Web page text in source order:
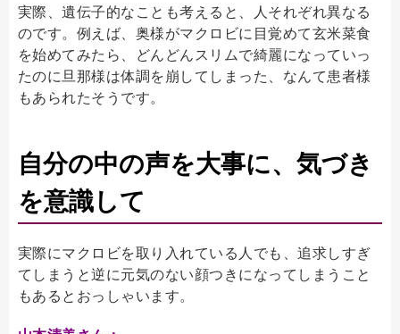
実際、遺伝子的なことも考えると、人それぞれ異なる
のです。例えば、奥様がマクロビに目覚めて玄米菜食
を始めてみたら、どんどんスリムで綺麗になっていっ
たのに旦那様は体調を崩してしまった、なんて患者様
もあられたそうです。
自分の中の声を大事に、気づき
を意識して
実際にマクロビを取り入れている人でも、追求しすぎ
てしまうと逆に元気のない顔つきになってしまうこと
もあるとおっしゃいます。